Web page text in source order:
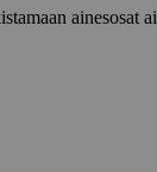
ainesosat